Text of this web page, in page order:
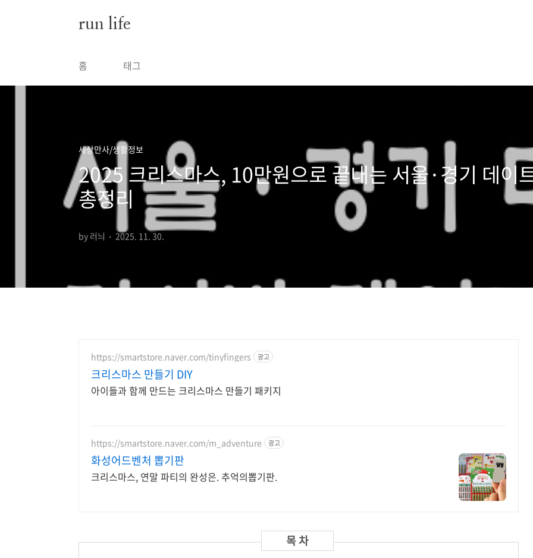
run life
홈 태그
세상만사/생활정보
2025 크리스마스, 10만원으로 끝내는 서울·경기 데이
총정리
by 러늬 2025. 11. 30.
https://smartstore.naver.com/tinyfingers 광고
크리스마스 만들기 DIY
아이들과 함께 만드는 크리스마스 만들기 패키지
https://smartstore.naver.com/m_adventure 광고
화성어드벤처 뽑기판
크리스마스, 연말 파티의 완성은. 추억의뽑기판.